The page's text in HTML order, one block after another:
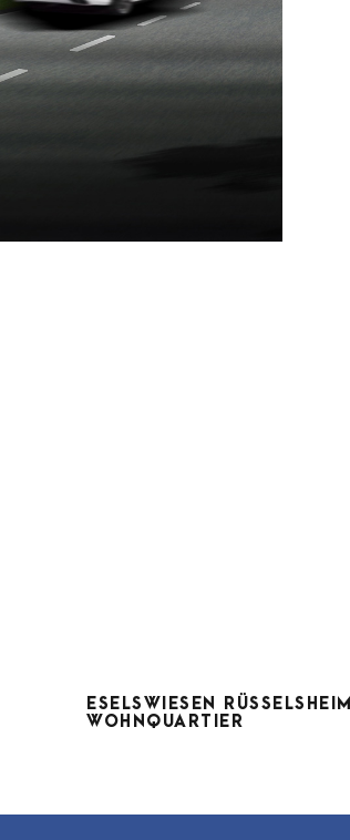
RÜSSELSHEIM
WOHNQUARTIER
ESELSWIESEN RÜSSELSHEIM
WOHNQUARTIER